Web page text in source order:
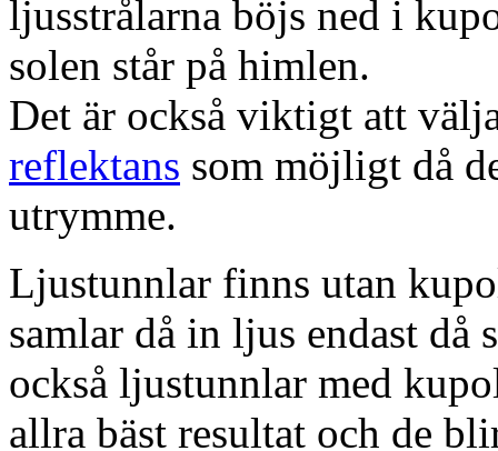
ljusstrålarna böjs ned i
solen står på himlen.
Det är också viktigt att
reflektans som möjligt då
utrymme.
Ljustunnlar finns utan
samlar då in ljus endast då
också ljustunnlar med
allra bäst resultat och de